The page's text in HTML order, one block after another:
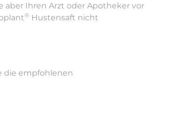
aber Ihren Arzt oder Apotheker vor
® Hustensaft nicht
die empfohlenen